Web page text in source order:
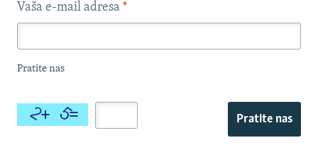
Vaša e-mail adresa *
Pratite nas
Pratite nas